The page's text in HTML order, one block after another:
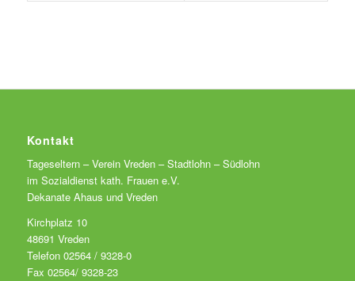
Kontakt
Tageseltern – Verein Vreden – Stadtlohn – Südlohn
im Sozialdienst kath. Frauen e.V.
Dekanate Ahaus und Vreden
Kirchplatz 10
48691 Vreden
Telefon 02564 / 9328-0
Fax 02564/ 9328-23